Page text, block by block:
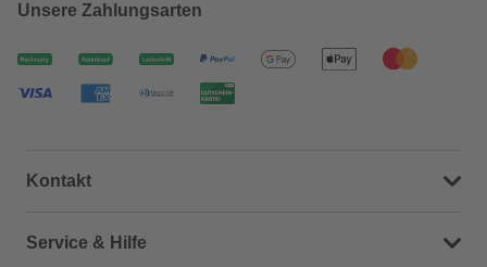
Unsere Zahlungsarten
Kontakt
Dein Kontakt zu uns
Service & Hilfe